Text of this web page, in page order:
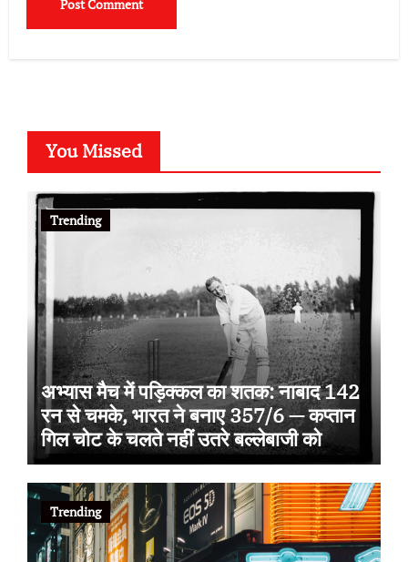
You Missed
Trending
अभ्यास मैच में पड़िक्कल का शतक: नाबाद 142
रन से चमके, भारत ने बनाए 357/6 — कप्तान
गिल चोट के चलते नहीं उतरे बल्लेबाजी को
Trending